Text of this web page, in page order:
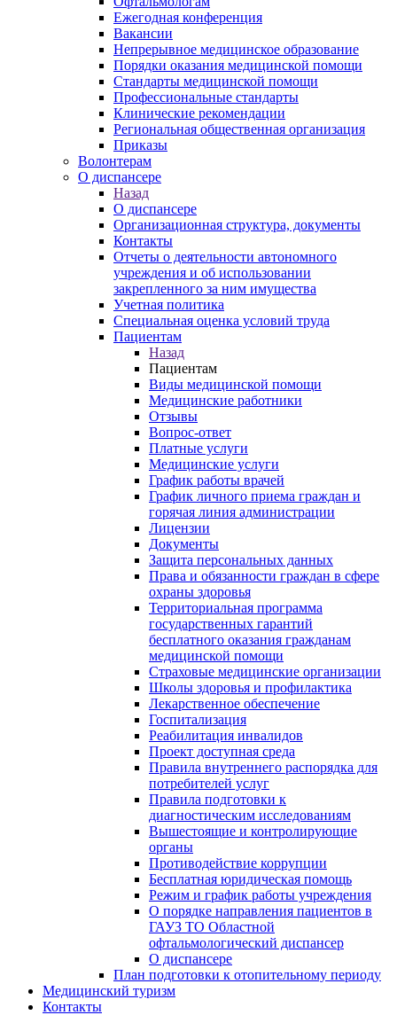
Ежегодная конференция
Вакансии
Непрерывное медицинское образование
Порядки оказания медицинской помощи
Стандарты медицинской помощи
Профессиональные стандарты
Клинические рекомендации
Региональная общественная организация
Приказы
Волонтерам
О диспансере
Назад
О диспансере
Организационная структура, документы
Контакты
Отчеты о деятельности автономного
учреждения и об использовании
закрепленного за ним имущества
Учетная политика
Специальная оценка условий труда
Пациентам
Назад
Пациентам
Виды медицинской помощи
Медицинские работники
Отзывы
Вопрос-ответ
Платные услуги
Медицинские услуги
График работы врачей
График личного приема граждан и
горячая линия администрации
Лицензии
Документы
Защита персональных данных
Права и обязанности граждан в сфере
охраны здоровья
Территориальная программа
государственных гарантий
бесплатного оказания гражданам
медицинской помощи
Страховые медицинские организации
Школы здоровья и профилактика
Лекарственное обеспечение
Госпитализация
Реабилитация инвалидов
Проект доступная среда
Правила внутреннего распорядка для
потребителей услуг
Правила подготовки к
диагностическим исследованиям
Вышестоящие и контролирующие
органы
Противодействие коррупции
Бесплатная юридическая помощь
Режим и график работы учреждения
О порядке направления пациентов в
ГАУЗ ТО Областной
офтальмологический диспансер
О диспансере
План подготовки к отопительному периоду
Медицинский туризм
Контакты